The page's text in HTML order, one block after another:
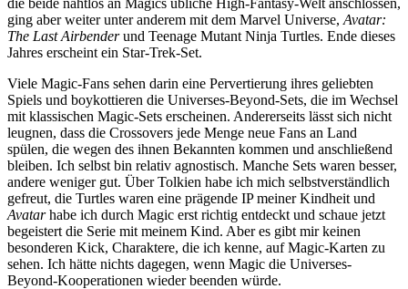
die beide nahtlos an Magics übliche High-Fantasy-Welt anschlossen,
ging aber weiter unter anderem mit dem Marvel Universe, Avatar:
The Last Airbenderund Teenage Mutant Ninja Turtles. Ende dieses
Jahres erscheint ein Star-Trek-Set.
Viele Magic-Fans sehen darin eine Pervertierung ihres geliebten
Spiels und boykottieren die Universes-Beyond-Sets, die im Wechsel
mit klassischen Magic-Sets erscheinen. Andererseits lässt sich nicht
leugnen, dass die Crossovers jede Menge neue Fans an Land
spülen, die wegen des ihnen Bekannten kommen und anschließend
bleiben. Ich selbst bin relativ agnostisch. Manche Sets waren besser,
andere weniger gut. Über Tolkien habe ich mich selbstverständlich
gefreut, die Turtles waren eine prägende IP meiner Kindheit und
Avatarhabe ich durch Magic erst richtig entdeckt und schaue jetzt
begeistert die Serie mit meinem Kind. Aber es gibt mir keinen
besonderen Kick, Charaktere, die ich kenne, auf Magic-Karten zu
sehen. Ich hätte nichts dagegen, wenn Magic die Universes-
Beyond-Kooperationen wieder beenden würde.